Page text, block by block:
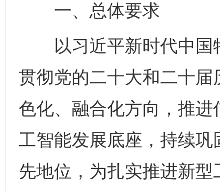
一、总体要求
以习近平新时代中国
贯彻党的二十大和二十
色化、融合化方向，推
工智能发展底座，持续
先地位，为扎实推进新